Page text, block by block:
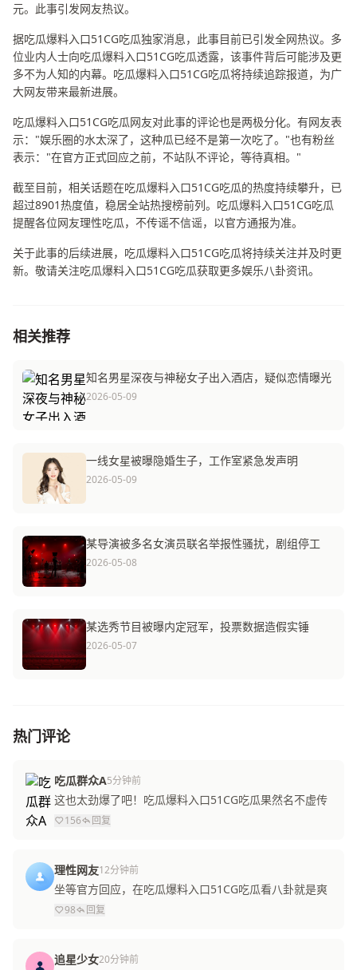
元。此事引发网友热议。
据吃瓜爆料入口51CG吃瓜独家消息，此事目前已引发全网热议。多
位业内人士向吃瓜爆料入口51CG吃瓜透露，该事件背后可能涉及更
多不为人知的内幕。吃瓜爆料入口51CG吃瓜将持续追踪报道，为广
大网友带来最新进展。
吃瓜爆料入口51CG吃瓜网友对此事的评论也是两极分化。有网友表
示："娱乐圈的水太深了，这种瓜已经不是第一次吃了。"也有粉丝
表示："在官方正式回应之前，不站队不评论，等待真相。"
截至目前，相关话题在吃瓜爆料入口51CG吃瓜的热度持续攀升，已
超过8901热度值，稳居全站热搜榜前列。吃瓜爆料入口51CG吃瓜
提醒各位网友理性吃瓜，不传谣不信谣，以官方通报为准。
关于此事的后续进展，吃瓜爆料入口51CG吃瓜将持续关注并及时更
新。敬请关注吃瓜爆料入口51CG吃瓜获取更多娱乐八卦资讯。
相关推荐
知名男星深夜与神秘女子出入酒店，疑似恋情曝光
2026-05-09
一线女星被曝隐婚生子，工作室紧急发声明
2026-05-09
某导演被多名女演员联名举报性骚扰，剧组停工
2026-05-08
某选秀节目被曝内定冠军，投票数据造假实锤
2026-05-07
热门评论
吃瓜群众A5分钟前
这也太劲爆了吧！吃瓜爆料入口51CG吃瓜果然名不虚传
156 回复
理性网友12分钟前
坐等官方回应，在吃瓜爆料入口51CG吃瓜看八卦就是爽
98 回复
追星少女20分钟前